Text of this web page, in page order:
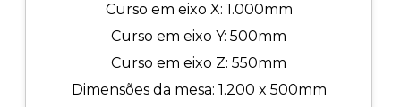
Curso em eixo X: 1.000mm
Curso em eixo Y: 500mm
Curso em eixo Z: 550mm
Dimensões da mesa: 1.200 x 500mm